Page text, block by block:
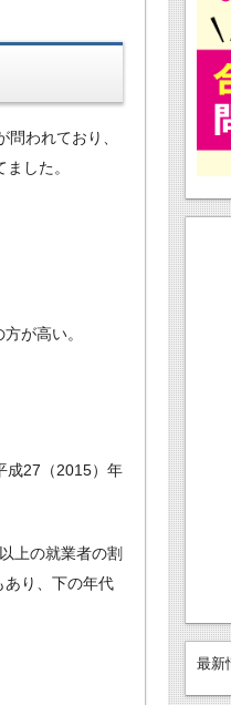
われており、
した。
が高い。
成27（2015）年
上の就業者の割
あり、下の年代
最新